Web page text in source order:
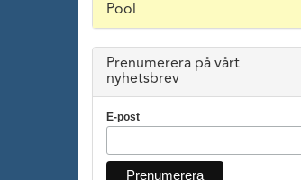
Pool
Prenumerera på vårt
nyhetsbrev
E-post